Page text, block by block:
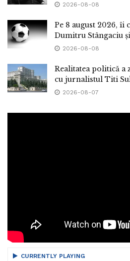
2026-08-08
Pe 8 august 2026,
Dumitru Stângaciu
2026-08-08
Realitatea politică a
cu jurnalistul Titi
2026-08-07
CURRENTLY PLAYING